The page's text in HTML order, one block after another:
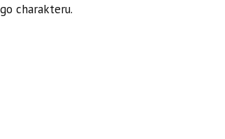
charakteru.